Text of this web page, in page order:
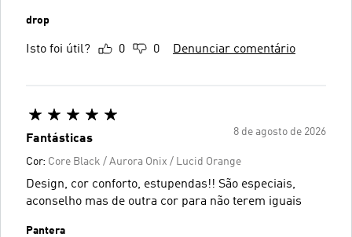
drop
Isto foi útil? 0 0 Denunciar comentário
8 de agosto de 2026
Fantásticas
Cor: Core Black / Aurora Onix / Lucid Orange
Design, cor conforto, estupendas!! São especiais,
aconselho mas de outra cor para não terem iguais
Pantera